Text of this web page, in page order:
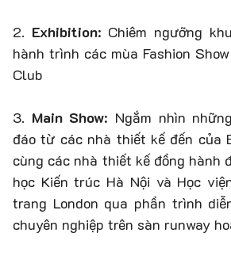
2. Exhibition: Chiêm ngưỡng
hành trình các mùa Fashion
Club
3. Main Show: Ngắm nhìn
đáo từ các nhà thiết kế đến của
cùng các nhà thiết kế đồng hành
học Kiến trúc Hà Nội và Học
trang London qua phần trình
chuyên nghiệp trên sàn runway